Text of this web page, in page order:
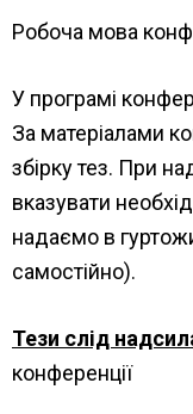
Робоча мова
У програмі
За матеріалами
збірку тез. При
вказувати
надаємо в
самостійно).
Тези слід
конференції